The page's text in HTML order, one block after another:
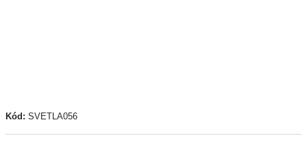
Kód: SVETLA056